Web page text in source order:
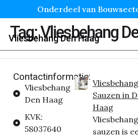
Onderdeel van
Vliesbehang Den Haag
Tag:Vliesbehang
Contactinformatie:
Vliesbehang
Den Haag
KVK:
58037640
Vliesbehang
Sauzen in
Haag
Vliesbehang
sauzen is